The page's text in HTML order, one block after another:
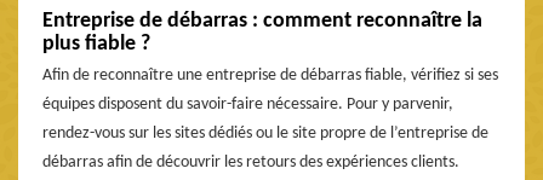
Entreprise de débarras : comment reconnaître la
plus fiable ?
Afin de reconnaître une entreprise de débarras fiable, vérifiez si ses
équipes disposent du savoir-faire nécessaire. Pour y parvenir,
rendez-vous sur les sites dédiés ou le site propre de l’entreprise de
débarras afin de découvrir les retours des expériences clients.